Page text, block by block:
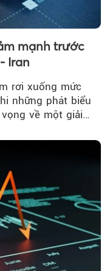
mạnh trước
Iran
rơi xuống mức
những phát biểu
về một giải